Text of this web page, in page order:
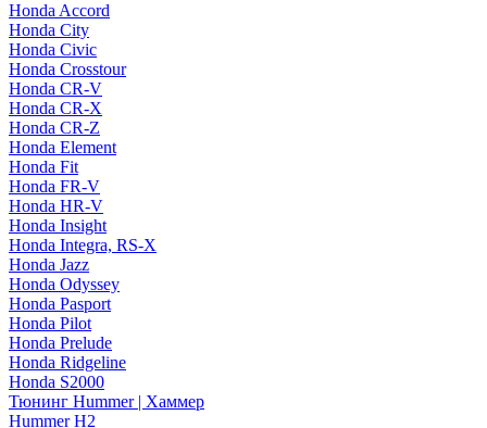
Honda Accord
Honda City
Honda Civic
Honda Crosstour
Honda CR-V
Honda CR-X
Honda CR-Z
Honda Element
Honda Fit
Honda FR-V
Honda HR-V
Honda Insight
Honda Integra, RS-X
Honda Jazz
Honda Odyssey
Honda Pasport
Honda Pilot
Honda Prelude
Honda Ridgeline
Honda S2000
Тюнинг Hummer | Хаммер
Hummer H2